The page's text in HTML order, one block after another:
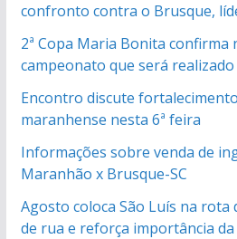
confronto contra o Brusque,
2ª Copa Maria Bonita confirma
campeonato que será
Encontro discute
maranhense nesta 6ª feira
Informações sobre venda de
Maranhão x Brusque-SC
Agosto coloca São Luís na rota
de rua e reforça importância